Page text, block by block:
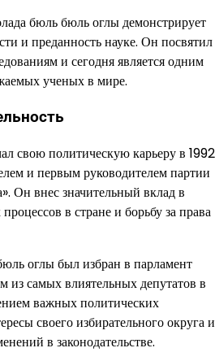
бюль бюль оглы демонстрирует
и преданность науке. Он посвятил
и сегодня является одним
ученых в мире.
свою политическую карьеру в 1992
и первым руководителем партии
Он внес значительный вклад в
в стране и борьбу за права
оглы был избран в парламент
из самых влиятельных депутатов в
важных политических
своего избирательного округа и
в законодательстве.